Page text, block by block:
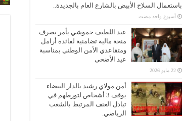
باستعمال السلاح الأبيض بالشارع العام بالجديدة..
‏أسبوع واحد مضت
عبد اللطيف حموشي يأمر بصرف
منحة مالية تضامنية لفائدة أرامل
ومتقاعدي الأمن الوطني بمناسبة
عيد الأضحى
22 مايو 2026
أمن مولاي رشيد بالدار البيضاء
يوقف 3 أشخاص لتورطهم في
تبادل العنف المرتبط بالشغب
الرياضي.